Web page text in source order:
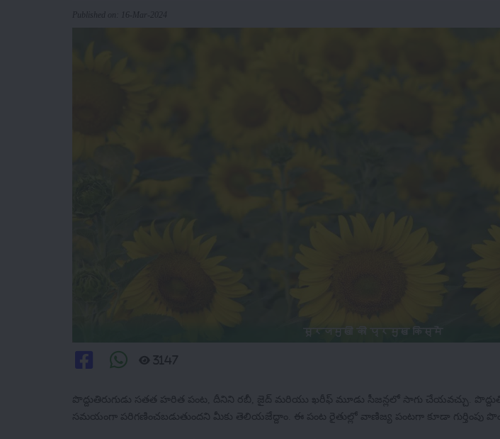
Published on: 16-Mar-2024
3147
పొద్దుతిరుగుడు సతత హరిత పంట, దీనిని రబీ, జైద్ మరియు ఖరీఫ్ మూడు సీజన్లలో సాగు చేయవచ్చు.
సమయంగా పరిగణించబడుతుందని మీకు తెలియజేద్దాం. ఈ పంట రైతుల్లో వాణిజ్య పంటగా కూడా గుర్తింపు